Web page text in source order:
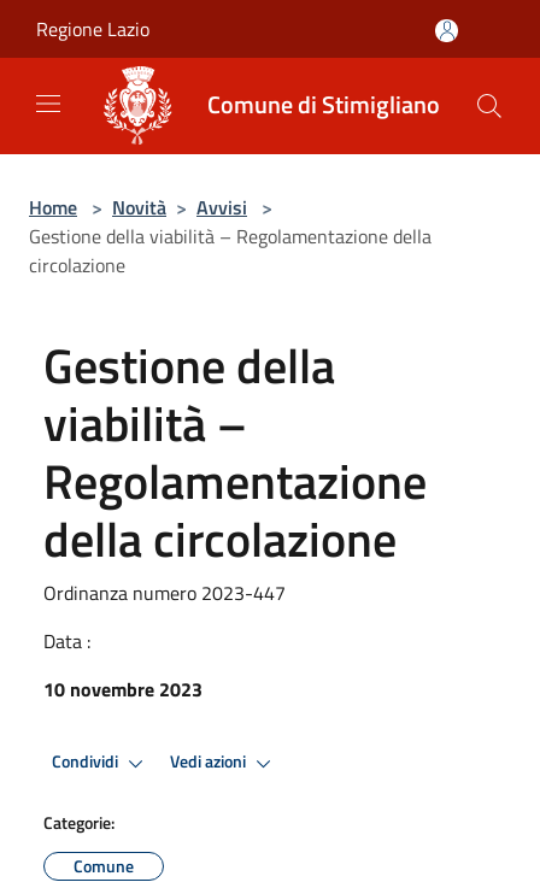
Regione Lazio
Comune di Stimigliano
Home > Novità > Avvisi >
Gestione della viabilità – Regolamentazione della
circolazione
Gestione della
viabilità –
Regolamentazione
della circolazione
Ordinanza numero 2023-447
Data :
10 novembre 2023
Condividi Vedi azioni
Categorie:
Comune